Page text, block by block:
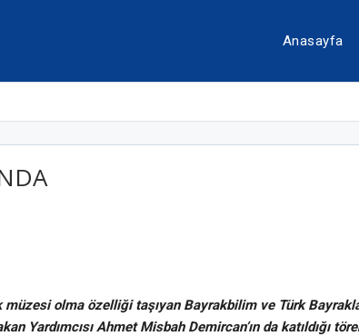
Anasayfa
müzesi olma özelliği taşıyan Bayrakbilim ve Türk
Yardımcısı Ahmet Misbah Demircan’ın da katıldığı